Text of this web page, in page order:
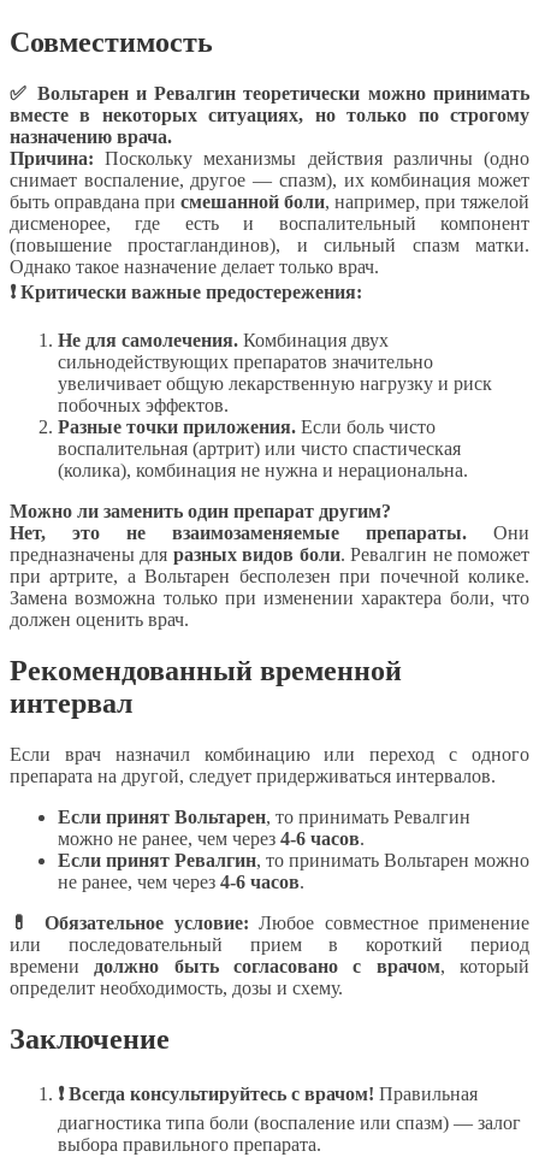
Совместимость
✅ Вольтарен и Ревалгин теоретически можно принимать
вместе в некоторых ситуациях, но только по строгому
назначению врача.
Причина: Поскольку механизмы действия различны (одно
снимает воспаление, другое — спазм), их комбинация может
быть оправдана при смешанной боли, например, при тяжелой
дисменорее, где есть и воспалительный компонент
(повышение простагландинов), и сильный спазм матки.
Однако такое назначение делает только врач.
❗ Критически важные предостережения:
Не для самолечения. Комбинация двух
сильнодействующих препаратов значительно
увеличивает общую лекарственную нагрузку и риск
побочных эффектов.
Разные точки приложения. Если боль чисто
воспалительная (артрит) или чисто спастическая
(колика), комбинация не нужна и нерациональна.
Можно ли заменить один препарат другим?
Нет, это не взаимозаменяемые препараты. Они
предназначены для разных видов боли. Ревалгин не поможет
при артрите, а Вольтарен бесполезен при почечной колике.
Замена возможна только при изменении характера боли, что
должен оценить врач.
Рекомендованный временной
интервал
Если врач назначил комбинацию или переход с одного
препарата на другой, следует придерживаться интервалов.
Если принят Вольтарен, то принимать Ревалгин
можно не ранее, чем через 4-6 часов.
Если принят Ревалгин, то принимать Вольтарен можно
не ранее, чем через 4-6 часов.
💊 Обязательное условие: Любое совместное применение
или последовательный прием в короткий период
времени должно быть согласовано с врачом, который
определит необходимость, дозы и схему.
Заключение
❗ Всегда консультируйтесь с врачом! Правильная
диагностика типа боли (воспаление или спазм) — залог
выбора правильного препарата.